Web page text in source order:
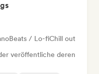
Beats / Lo-fiChill out
veröffentliche deren